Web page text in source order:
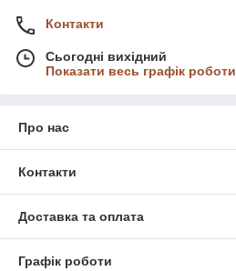
Контакти
Сьогодні вихідний
Показати весь графік роботи
Про нас
Контакти
Доставка та оплата
Графік роботи